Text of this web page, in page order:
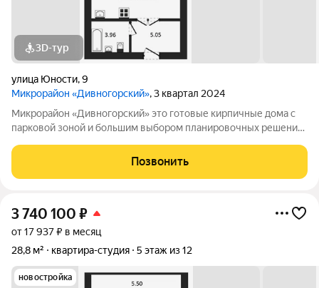
3D-тур
улица Юности,9
Микрорайон «Дивногорский», 3 квартал 2024
Микрорайон «Дивногорский» это готовые кирпичные дома с
парковой зоной и большим выбором планировочных решений.
с безопасным покрытием.
Позвонить
3 740 100 ₽
от 17 937 ₽ в месяц
28,8 м²
квартира-студия 5 этаж из 12
новостройка